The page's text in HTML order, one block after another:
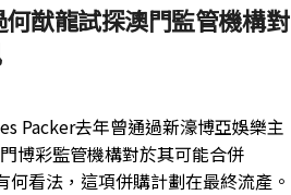
猷龍試探澳門監管機構對
Packer去年曾通過新濠博亞娛樂主
博彩監管機構對於其可能合併
看法，這項併購計劃在最終流產。